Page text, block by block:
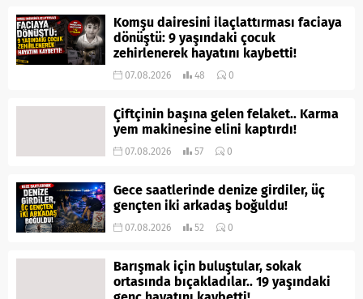
Komşu dairesini ilaçlattırması faciaya
dönüştü: 9 yaşındaki çocuk
zehirlenerek hayatını kaybetti!
07.08.2026 48 0
Çiftçinin başına gelen felaket.. Karma
yem makinesine elini kaptırdı!
07.08.2026 57 0
Gece saatlerinde denize girdiler, üç
gençten iki arkadaş boğuldu!
07.08.2026 52 0
Barışmak için buluştular, sokak
ortasında bıçakladılar.. 19 yaşındaki